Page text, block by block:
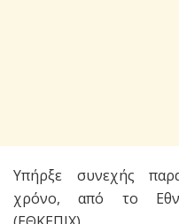
Υπήρξε συνεχής
χρόνο, από το